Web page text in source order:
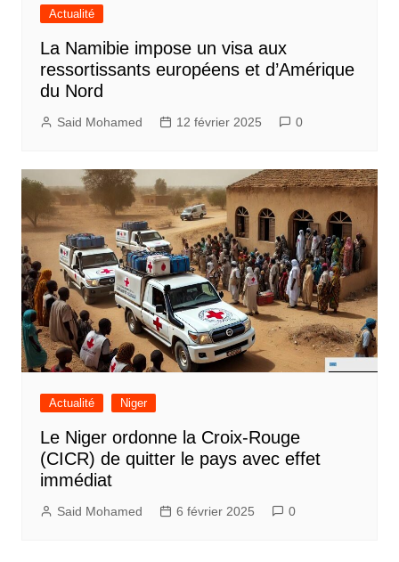
Actualité
La Namibie impose un visa aux
ressortissants européens et d’Amérique
du Nord
Said Mohamed 12 février 2025 0
Actualité Niger
Le Niger ordonne la Croix-Rouge
(CICR) de quitter le pays avec effet
immédiat
Said Mohamed 6 février 2025 0